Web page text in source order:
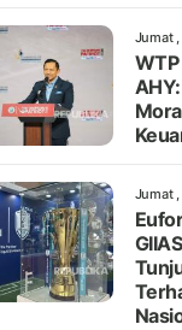
Jumat
Jumat